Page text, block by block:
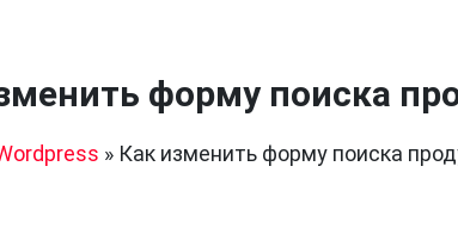
форму поиска
» Как изменить форму поиска